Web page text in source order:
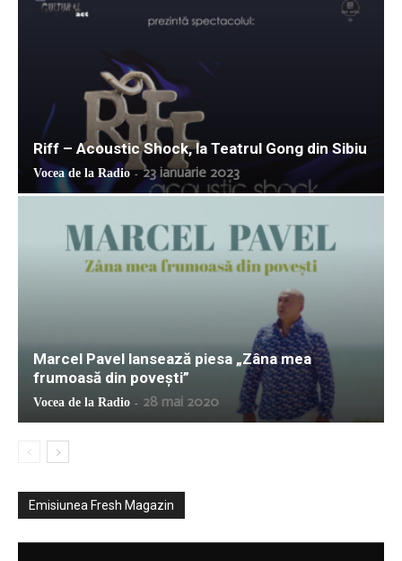
Riff – Acoustic Shock, la Teatrul Gong din Sibiu
Vocea de la Radio - 23 ianuarie 2023
Marcel Pavel lansează piesa „Zâna mea
frumoasă din povești”
Vocea de la Radio - 28 mai 2020
Emisiunea Fresh Magazin